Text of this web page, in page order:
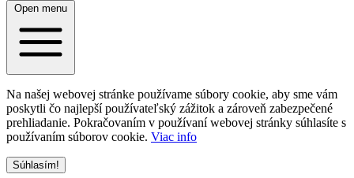
Open menu
Na našej webovej stránke používame súbory cookie, aby sme vám
poskytli čo najlepší používateľský zážitok a zároveň zabezpečené
prehliadanie. Pokračovaním v používaní webovej stránky súhlasíte s
používaním súborov cookie. Viac info
Súhlasím!